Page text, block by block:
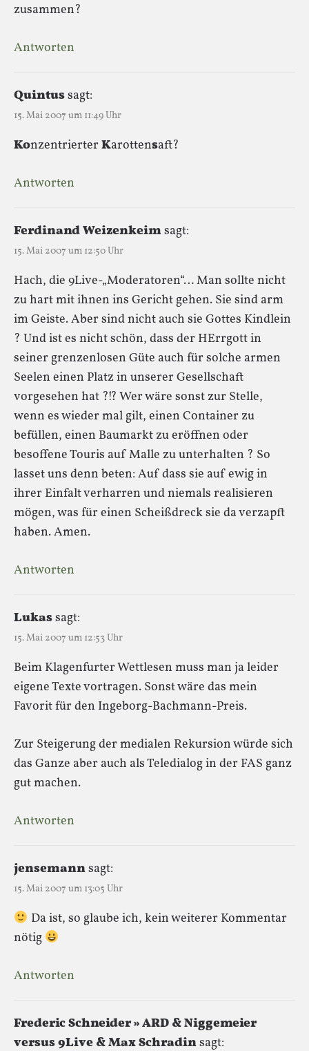
zusammen?
Antworten
Quintussagt:
15. Mai 2007 um 11:49 Uhr
Konzentrierter Karottensaft?
Antworten
Ferdinand Weizenkeimsagt:
15. Mai 2007 um 12:50 Uhr
Hach, die 9Live-„Moderatoren“… Man sollte nicht
zu hart mit ihnen ins Gericht gehen. Sie sind arm
im Geiste. Aber sind nicht auch sie Gottes Kindlein
? Und ist es nicht schön, dass der HErrgott in
seiner grenzenlosen Güte auch für solche armen
Seelen einen Platz in unserer Gesellschaft
vorgesehen hat ?!? Wer wäre sonst zur Stelle,
wenn es wieder mal gilt, einen Container zu
befüllen, einen Baumarkt zu eröffnen oder
besoffene Touris auf Malle zu unterhalten ? So
lasset uns denn beten: Auf dass sie auf ewig in
ihrer Einfalt verharren und niemals realisieren
mögen, was für einen Scheißdreck sie da verzapft
haben. Amen.
Antworten
Lukassagt:
15. Mai 2007 um 12:53 Uhr
Beim Klagenfurter Wettlesen muss man ja leider
eigene Texte vortragen. Sonst wäre das mein
Favorit für den Ingeborg-Bachmann-Preis.
Zur Steigerung der medialen Rekursion würde sich
das Ganze aber auch als Teledialog in der FAS ganz
gut machen.
Antworten
jensemannsagt:
15. Mai 2007 um 13:05 Uhr
Da ist, so glaube ich, kein weiterer Kommentar
nötig
Antworten
Frederic Schneider » ARD & Niggemeier
versus 9Live & Max Schradinsagt: